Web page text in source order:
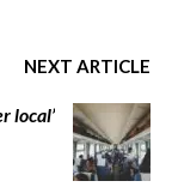
NEXT ARTICLE
local’